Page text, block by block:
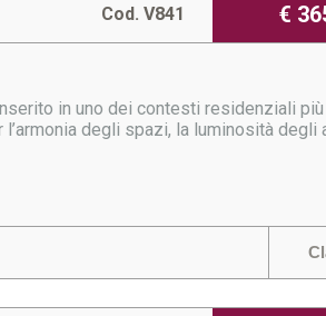
€
Cod. V841
in uno dei contesti residenziali
degli spazi, la luminosità degli